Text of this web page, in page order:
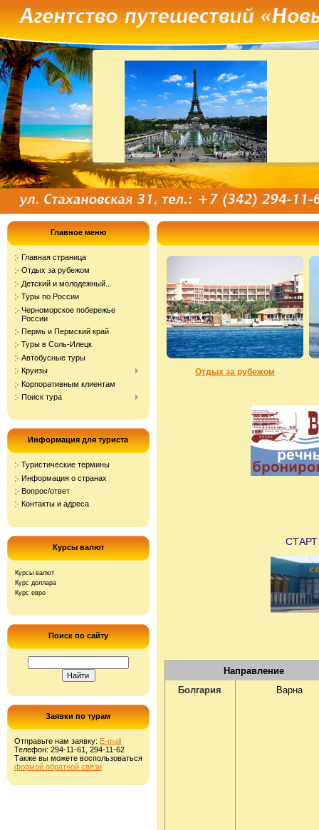
Главное меню
Главная страница
Отдых за рубежом
Детский и молодежный...
Туры по России
Черноморское побережье
России
Пермь и Пермский край
Туры в Соль-Илецк
Автобусные туры
Круизы
Корпоративным клиентам
Поиск тура
Информация для туриста
Туристические термины
Информация о странах
Вопрос/ответ
Контакты и адреса
Курсы валют
Курсы валют
Курс доллара
Курс евро
Поиск по сайту
Заявки по турам
Отправьте нам заявку: E-mail
Телефон: 294-11-61, 294-11-62
Также вы можете воспользоваться
формой обратной связи
Отдых за рубежом
Направление
Болгария
Варна